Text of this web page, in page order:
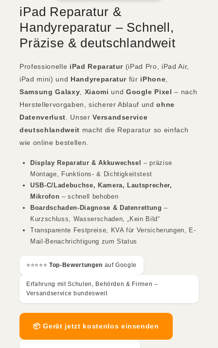
iPad Reparatur &
Handyreparatur – Schnell,
Präzise & deutschlandweit
Professionelle iPad Reparatur (iPad Pro, iPad Air,
iPad mini) und
Handyreparatur für iPhone
Samsung Galaxy
Xiaomi und Google Pixel
– nach
Herstellervorgaben, sicherer Ablauf undohne
Datenverlust . UnserVersandservice
deutschlandweit macht die Reparatur so einfach
wie online bestellen.
Display Reparatur & Akkuwechsel
– präzise
Montage, Funktions- & Dichtigkeitstest
USB-C/Ladebuchse, Kamera, Lautsprecher,
Mikrofon – schnell behoben
Boardschaden-Diagnose & Datenrettung –
Kurzschluss, Wasserschaden, „Kein Bild“
Transparente Festpreise, KVA für Versicherungen, E-
Mail-Benachrichtigung zum Status
⭐️⭐️⭐️⭐️⭐️ Top-Bewertungen auf Google
Erfahrung mit Schulen, Behörden & Firmen –
Versandservice bundesweit
📦 Gerät jetzt kostenlos einsenden